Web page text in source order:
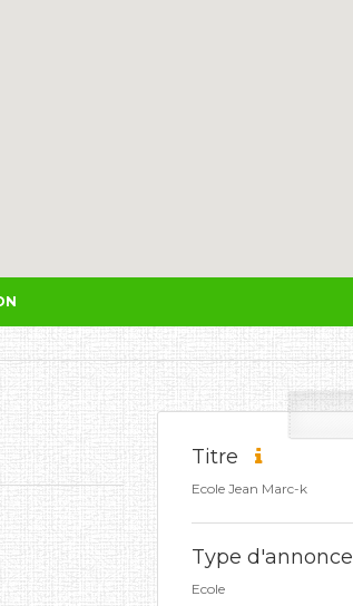
Titre
Ecole Jean Marc-k
Type d'annonce
Ecole